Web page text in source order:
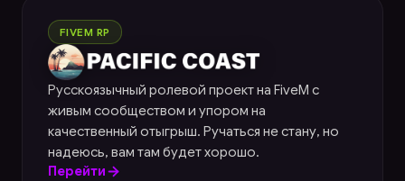
FIVEM RP
Pacific Coast
Русскоязычный ролевой проект на FiveM с
живым сообществом и упором на
качественный отыгрыш. Ручаться не стану, но
надеюсь, вам там будет хорошо.
Перейти